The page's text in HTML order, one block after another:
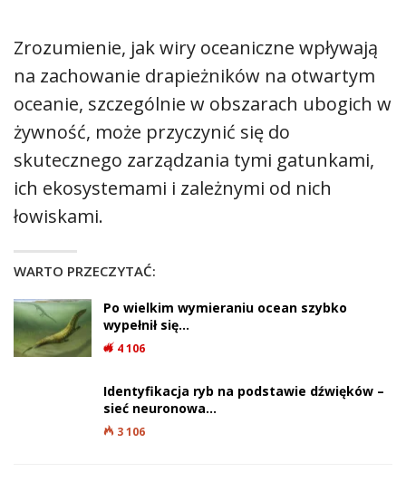
Zrozumienie, jak wiry oceaniczne wpływają
na zachowanie drapieżników na otwartym
oceanie, szczególnie w obszarach ubogich w
żywność, może przyczynić się do
skutecznego zarządzania tymi gatunkami,
ich ekosystemami i zależnymi od nich
łowiskami.
WARTO PRZECZYTAĆ:
Po wielkim wymieraniu ocean szybko
wypełnił się…
4 106
Identyfikacja ryb na podstawie dźwięków –
sieć neuronowa…
3 106